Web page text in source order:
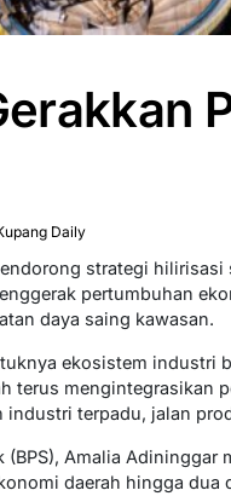
Daily
strategi
pertumbuhan
daya saing kawasan.
ekosistem industri
terus mengintegrasikan
industri terpadu, jalan
(BPS), Amalia
daerah hingga